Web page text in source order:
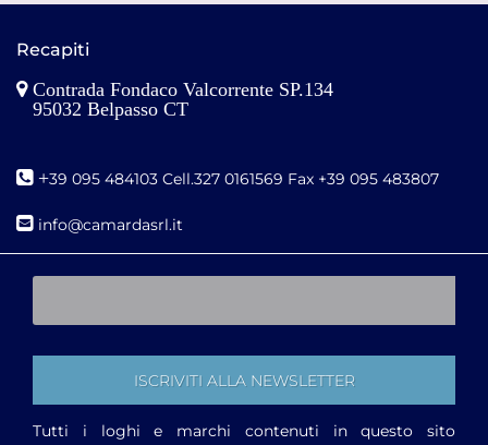
Recapiti
Contrada Fondaco Valcorrente SP.134
95032 Belpasso CT
+39 095 484103 Cell.327 0161569 Fax +39 095 483807
info@camardasrl.it
Tutti i loghi e marchi contenuti in questo sito